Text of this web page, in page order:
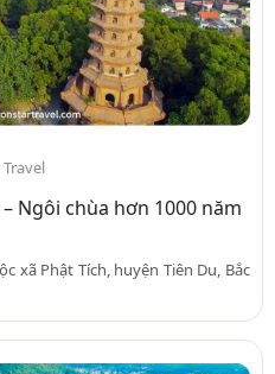
Ngôi chùa hơn 1000 năm
xã Phật Tích, huyện Tiên Du, Bắc